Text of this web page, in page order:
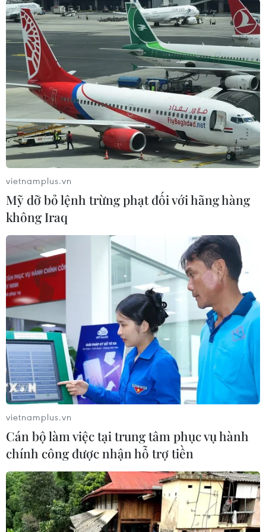
(TTXVN/Vietnam+)
#COVID-19 #tiêm vaccine #y tế
#chống dịch
#giãn cách
Bình Định Gia Lai
vietnamplus.vn
Mỹ dỡ bỏ lệnh trừng phạt đối với hãng hàng
không Iraq
vietnamplus.vn
Cán bộ làm việc tại trung tâm phục vụ hành
chính công được nhận hỗ trợ tiền